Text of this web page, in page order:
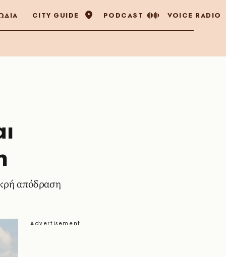
CITY GUIDE PODCAST VOICE RADIO
απόδραση